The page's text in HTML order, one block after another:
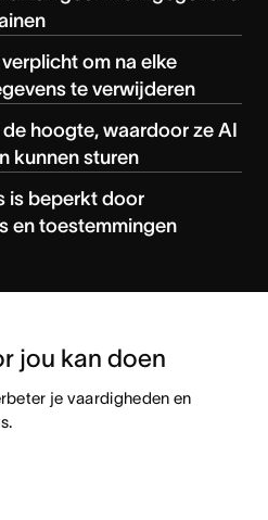
om na elke
te verwijderen
hoogte, waardoor ze AI
kunnen sturen
is beperkt door
en toestemmingen
jou kan doen
je vaardigheden en